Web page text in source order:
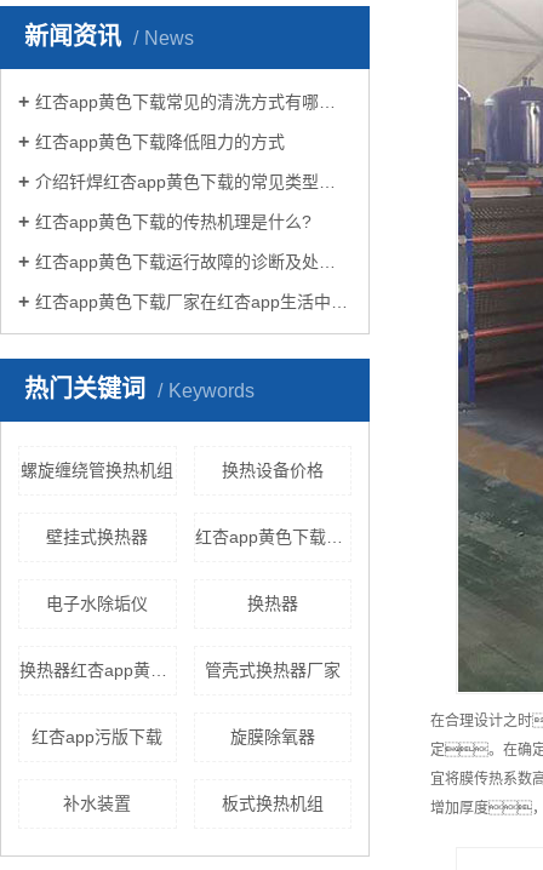
新闻资讯 News
红杏app黄色下载常见的清洗方式有哪些？
红杏app黄色下载降低阻力的方式
介绍钎焊红杏app黄色下载的常见类型有哪些
红杏app黄色下载的传热机理是什么?
红杏app黄色下载运行故障的诊断及处理方法
红杏app黄色下载厂家在红杏app生活中有哪些作用？
热门关键词 Keywords
螺旋缠绕管换热机组 换热设备价格
壁挂式换热器 红杏app黄色下载机组
电子水除垢仪 换热器
管壳式换热器厂家
红杏app污版下载 旋膜除氧器
补水装置 板式换热机组
在合理设计之
定。在确定
宜将膜传热系数
增加厚度